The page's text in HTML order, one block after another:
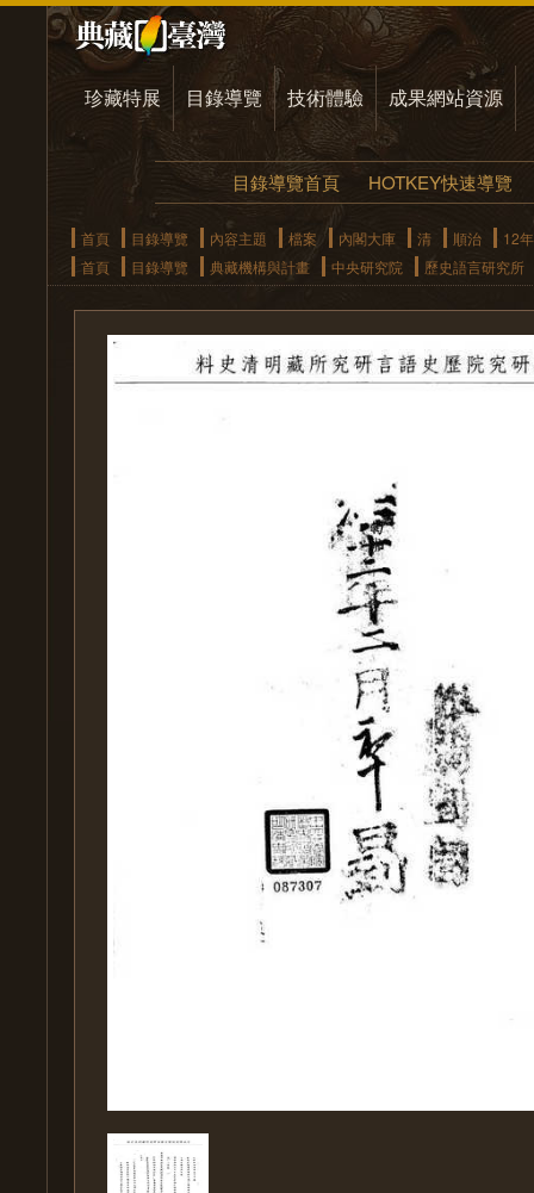
珍藏特展 目錄導覽 技術體驗 成果網站資源
目錄導覽首頁 HOTKEY快速導覽
首頁 目錄導覽 內容主題 檔案 內閣大庫 清 順治
12年
首頁
目錄導覽 典藏機構與計畫 中央研究院 歷史語言研究所